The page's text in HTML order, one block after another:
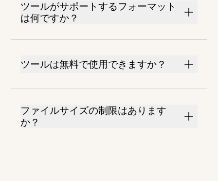
ツールがサポートするフォーマット
は何ですか？
ツールは無料で使用できますか？
ファイルサイズの制限はあります
か？